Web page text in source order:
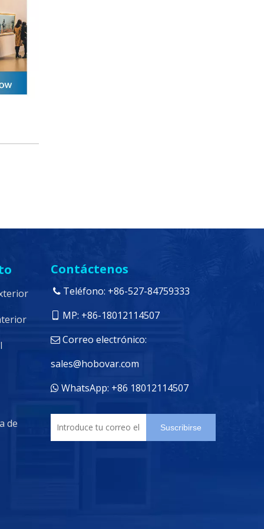
de
Contáctenos
 Teléfono: +86-527-84759333
MP: +86-18012114507
 Correo electrónico:
sales@hobovar.com
 WhatsApp: +86 18012114507
Suscribirse